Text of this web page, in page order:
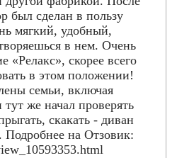
был сделан в пользу
мягкий, удобный,
в нем. Очень
«Релакс», скорее всего
в этом положении!
семьи, включая
же начал проверять
скакать - диван
на Отзовик: